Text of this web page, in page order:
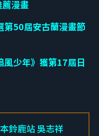
漫畫
第50屆安古蘭漫畫節
風少年》獲第17屆日
鈴鹿站 吳志祥